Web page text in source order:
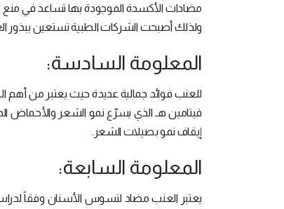
مضادات الأكسدة الموجودة بها تساعد في منع
ولذلك أصبحت الشركات الطبية تستعين ببذور
المعلومة السادسة:
للعنب فوائد جمالية عديدة حيث يعتبر من أهم
فيتامين هـ الذي يسرّع نمو الشعر والأحماض
إيقاف نمو بصيلات الشعر.
المعلومة السابعة:
يعتبر العنب مضاد لتسوس الأسنان وفقاً